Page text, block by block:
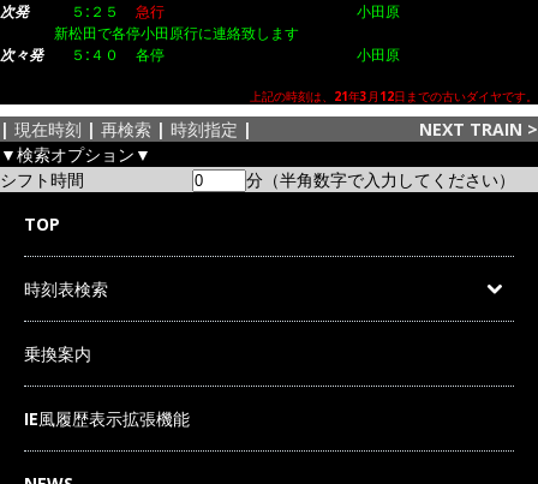
次発 ５:２５ 急行
小田原
新松田で各停小田原行に連絡致します
次々発
５:４０ 各停 小田原
上記の時刻は、21年3月12日までの古いダイヤです。
| 現在時刻 | 再検索 | 時刻指定 | NEXT TRAIN >
▼検索オプション▼
シフト時間
分（半角数字で入力してください）
TOP
時刻表検索
乗換案内
IE風履歴表示拡張機能